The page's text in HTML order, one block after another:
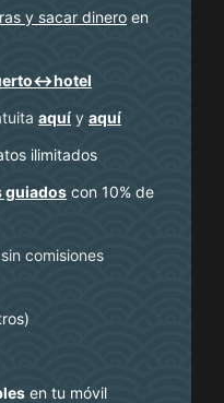
y sacar dinero en
aquí y aquí
ilimitados
guiados con 10% de
sin comisiones
en tu móvil